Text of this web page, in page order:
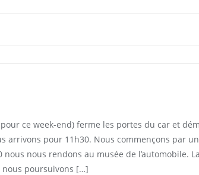
ce week-end) ferme les portes du car et
arrivons pour 11h30. Nous commençons par
nous rendons au musée de l’automobile.
poursuivons […]